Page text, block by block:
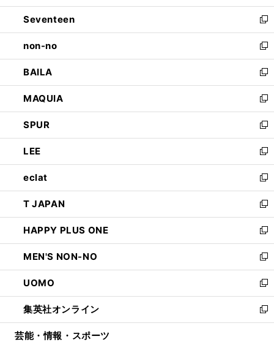
開
く
ウ
で
開
く
ン
ド
ウ
で
開
く
Seventeen
新
し
い
ウ
ィ
ン
ド
ウ
で
開
く
non-no
新
し
い
ウ
ィ
ン
ド
ウ
で
開
く
BAILA
新
し
い
ウ
ィ
ン
ド
ウ
で
開
く
MAQUIA
新
し
い
ウ
ィ
ン
ド
ウ
で
開
く
SPUR
新
し
い
ウ
ィ
ン
ド
ウ
で
開
く
LEE
新
し
い
ウ
ィ
ン
ド
ウ
で
開
く
eclat
新
し
い
ウ
ィ
ン
ド
ウ
で
開
く
T JAPAN
新
し
い
ウ
ィ
ン
ド
ウ
で
開
HAPPY PLUS ONE
新
し
い
ウ
ィ
ン
ド
ウ
MEN'S NON-NO
新
し
い
ウ
ィ
ン
UOMO
新
し
い
ウ
集英社オンライン
新
し
芸能・情報・スポーツ